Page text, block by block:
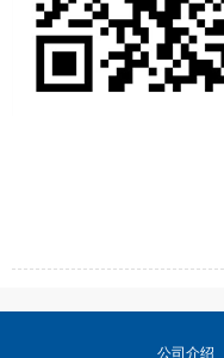
公司介绍